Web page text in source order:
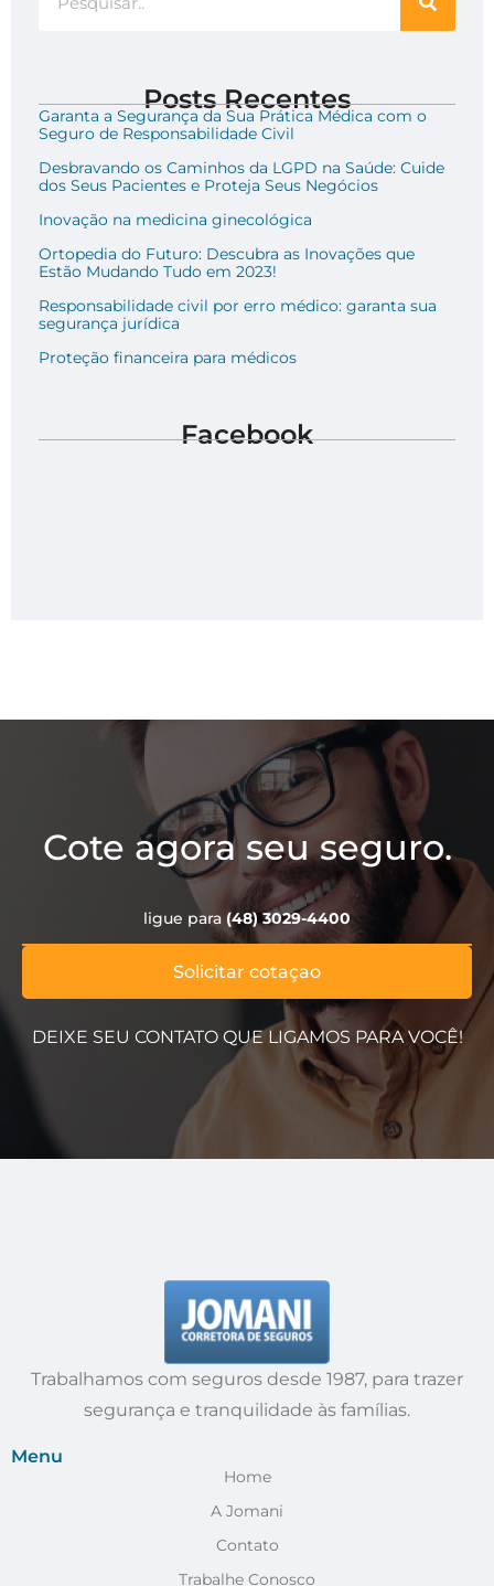
Posts Recentes
Garanta a Segurança da Sua Prática Médica com o
Seguro de Responsabilidade Civil
Desbravando os Caminhos da LGPD na Saúde: Cuide
dos Seus Pacientes e Proteja Seus Negócios
Inovação na medicina ginecológica
Ortopedia do Futuro: Descubra as Inovações que
Estão Mudando Tudo em 2023!
Responsabilidade civil por erro médico: garanta sua
segurança jurídica
Proteção financeira para médicos
Facebook
Cote agora seu seguro.
Solicitar cotaçao
ligue para (48) 3029-4400
DEIXE SEU CONTATO QUE LIGAMOS PARA VOCÊ!
Trabalhamos com seguros desde 1987, para trazer
segurança e tranquilidade às famílias.
Menu
Home
A Jomani
Contato
Trabalhe Conosco